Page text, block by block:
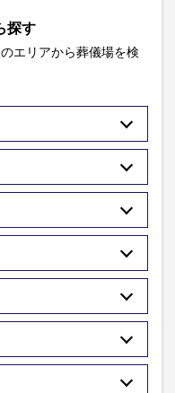
探す
エリアから葬儀場を検